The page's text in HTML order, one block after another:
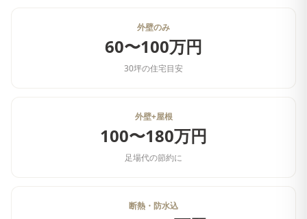
外壁のみ
60〜100万円
30坪の住宅目安
外壁+屋根
100〜180万円
足場代の節約に
断熱・防水込